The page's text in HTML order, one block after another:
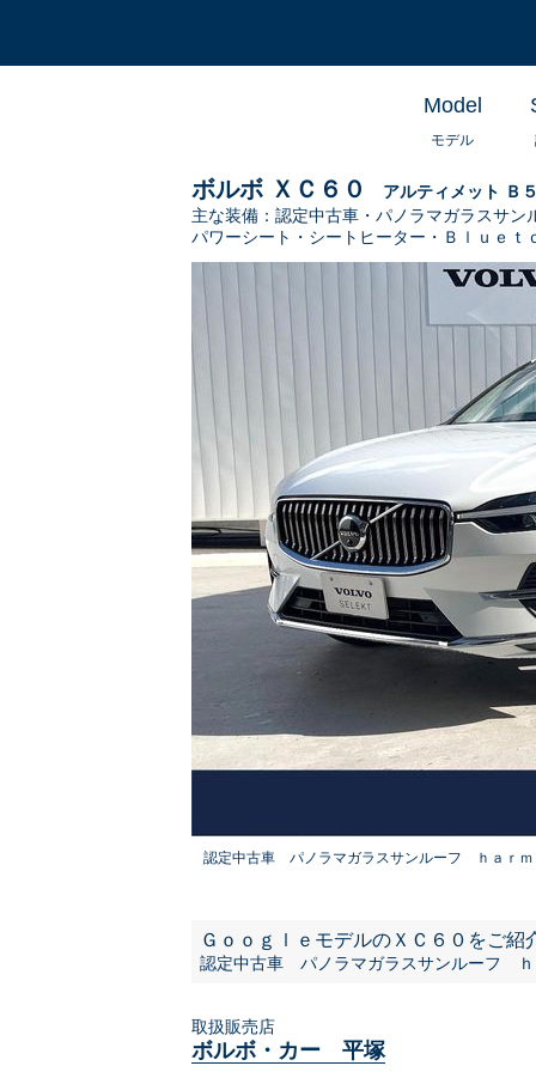
Model
モデル
ボルボ ＸＣ６０
アルティメット Ｂ
主な装備： 認定中古車・パノラマガラスサン
パワーシート・シートヒーター・Ｂｌｕｅｔ
認定中古車 パノラマガラスサンルーフ ｈａｒ
ＧｏｏｇｌｅモデルのＸＣ６０をご紹
認定中古車 パノラマガラスサンルーフ
取扱販売店
ボルボ・カー 平塚